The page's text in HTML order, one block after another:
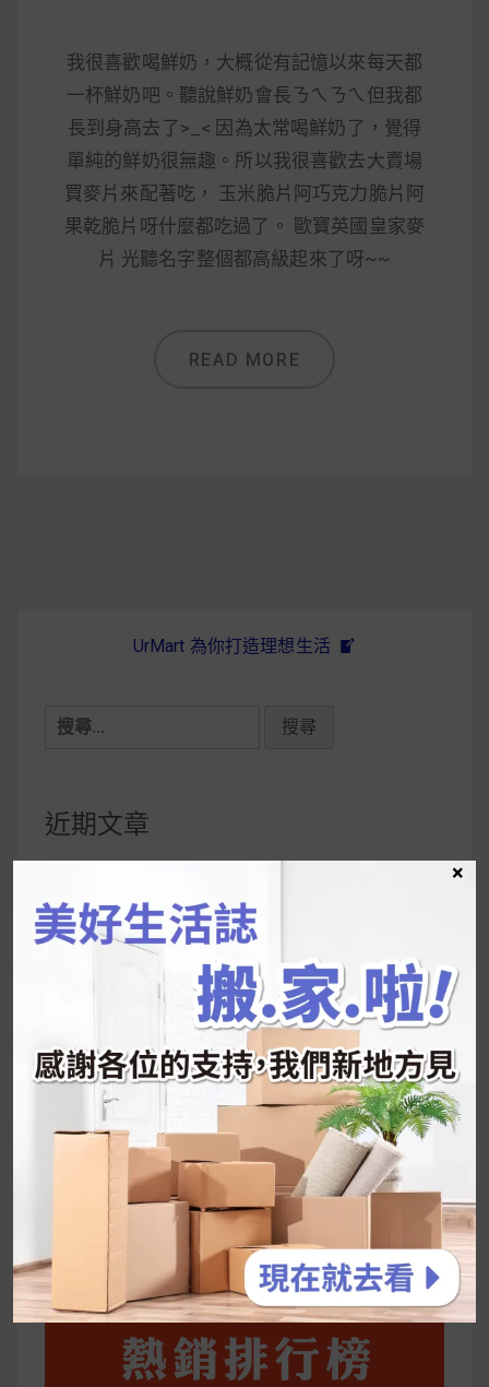
啦！
減醣食材推薦
減醣料理食譜
我很喜歡喝鮮奶，大概從有記憶以來每天都
一杯鮮奶吧。聽說鮮奶會長ㄋㄟㄋㄟ但我都
長到身高去了>_< 因為太常喝鮮奶了，覺得
單純的鮮奶很無趣。所以我很喜歡去大賣場
買麥片來配著吃， 玉米脆片阿巧克力脆片阿
果乾脆片呀什麼都吃過了。 歐寶英國皇家麥
片 光聽名字整個都高級起來了呀~~
READ MORE
UrMart 為你打造理想生活
搜
鍵
字:
近期文章
韓國人為什麼不容易胖？
推的MZ Diet ！
好吃的蛋白點心還有好玩的運動小遊戲！今年過
年已經等不及帶這盒跟我的親戚、朋友們一起分
2026 過年禮盒推薦｜五款百元健康伴手禮
停用猛健樂後會反彈嗎？作用解析＋停藥後體重
維持全攻略
公主營養師：飲食改變也是能快樂執行的！6 個
你一定要知道的技巧
×